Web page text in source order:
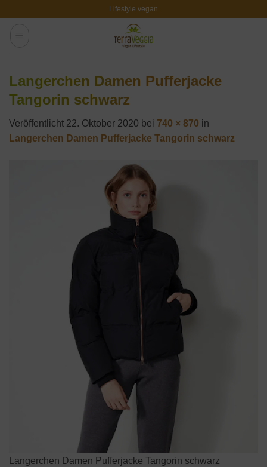
Lifestyle vegan
Langerchen Damen Pufferjacke
Tangorin schwarz
Veröffentlicht 22. Oktober 2020 bei 740 × 870 in
Langerchen Damen Pufferjacke Tangorin schwarz
Langerchen Damen Pufferjacke Tangorin schwarz